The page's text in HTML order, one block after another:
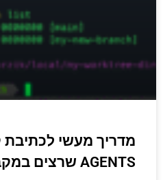
AGENTS שרצים במקביל – איך זה עובד?